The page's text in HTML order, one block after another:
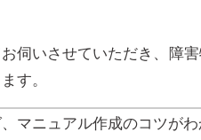
伺いさせていただき、障
す。
マニュアル作成のコツが